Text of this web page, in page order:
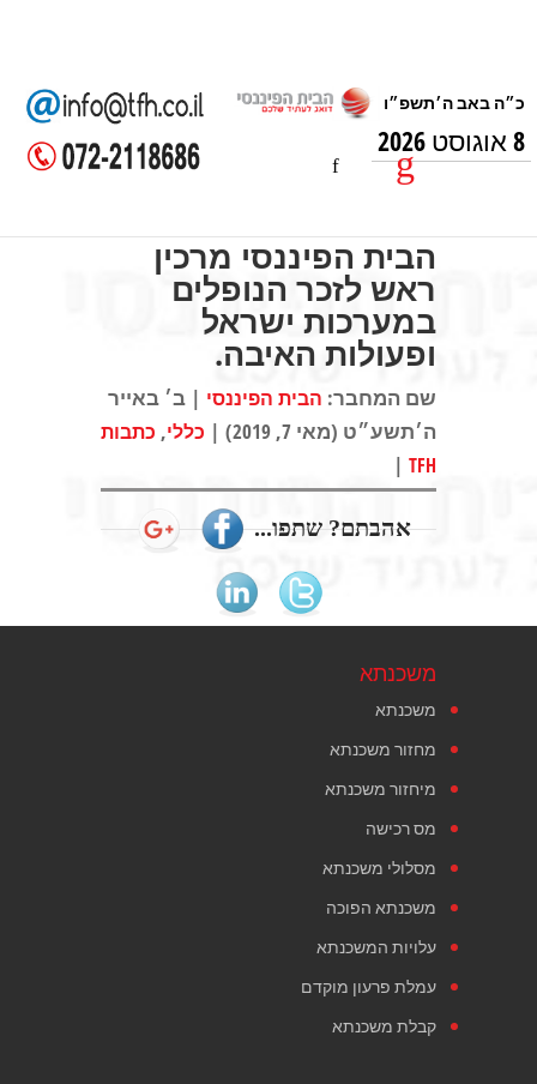
8 אוגוסט 2026
הבית הפיננסי מרכין
ראש לזכר הנופלים
במערכות ישראל
ופעולות האיבה.
שם המחבר: הבית הפיננסי | ב׳ באייר
ה׳תשע״ט (מאי 7, 2019) |
כללי, כתבות
TFH
|
אהבתם? שתפו...
משכנתא
משכנתא
מחזור משכנתא
מיחזור משכנתא
מס רכישה
מסלולי משכנתא
משכנתא הפוכה
עלויות המשכנתא
עמלת פרעון מוקדם
קבלת משכנתא